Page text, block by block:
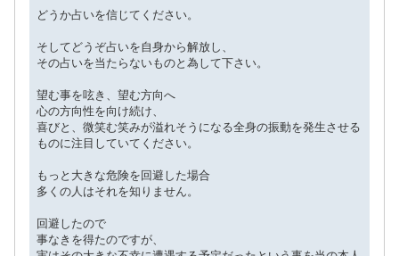
どうか占いを信じてください。
そしてどうぞ占いを自身から解放し、
その占いを当たらないものと為して下さい。
望む事を呟き、望む方向へ
心の方向性を向け続け、
喜びと、微笑む笑みが溢れそうになる全身の振動を発生させる
ものに注目していてください。
もっと大きな危険を回避した場合
多くの人はそれを知りません。
回避したので
事なきを得たのですが、